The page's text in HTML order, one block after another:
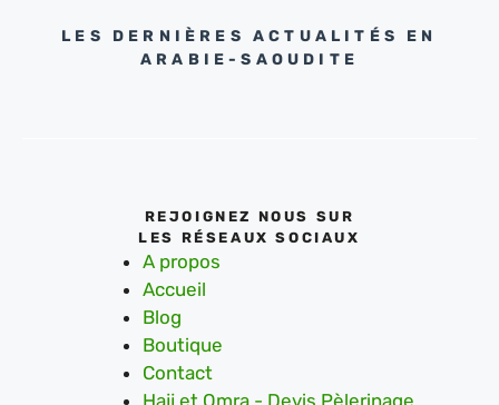
LES DERNIÈRES ACTUALITÉS EN
ARABIE-SAOUDITE
REJOIGNEZ NOUS SUR
LES RÉSEAUX SOCIAUX
A propos
Accueil
Blog
Boutique
Contact
Hajj et Omra - Devis Pèlerinage